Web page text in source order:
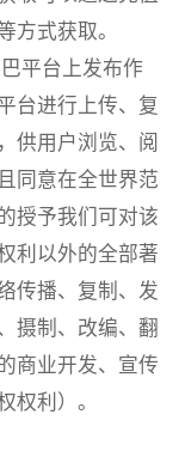
方式获取。
平台上发布作
台进行上传、复
供用户浏览、阅
同意在全世界范
授予我们可对该
利以外的全部著
传播、复制、发
摄制、改编、翻
商业开发、宣传
权利）。